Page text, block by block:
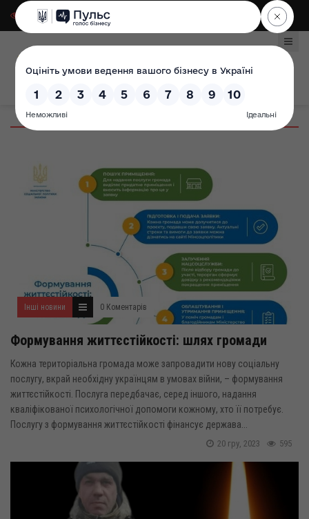
Для слабозорих|
Інші новини 0 Коментарів
Формування життєстійкості: шлях громади
Кожна територіальна громада може запровадити нову соціальну
послугу, вкрай необхідну українцям в умовах війни, – формування
життєстійкості. Послуга передбачає, серед іншого, надання
кваліфікованої психологічної допомоги кожному, хто її потребує.
Послугу з формування життєстійкості фінансує держава...
595
20 гру, 2023